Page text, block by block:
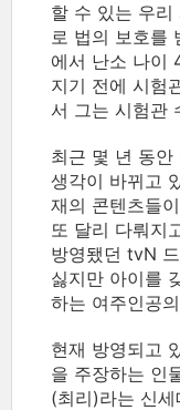
할 수 있는 우리
로 법의 보호를
에서 난소 나이
지기 전에 시험
서 그는 시험관
최근 몇 년 동
생각이 바뀌고
재의 콘텐츠들
또 달리 다뤄지
방영됐던 tvN
싫지만 아이를
하는 여주인공
현재 방영되고
을 주장하는 인
(최리)라는 신